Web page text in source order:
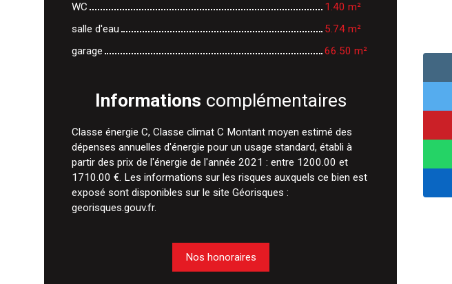
WC
1.40 m²
salle d'eau
5.74 m²
garage
66.50 m²
Informations complémentaires
Classe énergie C, Classe climat C Montant moyen estimé des
dépenses annuelles d'énergie pour un usage standard, établi à
partir des prix de l'énergie de l'année 2021 : entre 1200.00 et
1710.00 €. Les informations sur les risques auxquels ce bien est
exposé sont disponibles sur le site Géorisques :
georisques.gouv.fr.
Nos honoraires